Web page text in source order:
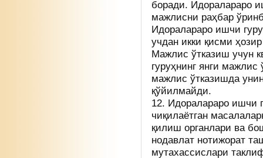
боради. Идоралараро
мажлисни раҳбар
Идоралараро ишчи
учдан икки қисми
Мажлис ўтказиш учун
гуруҳнинг янги
мажлис ўтказишда
қўйилмайди.
12. Идоралараро ишчи
чиқилаётган
қилиш органлари ва
нодавлат нотижорат
мутахассислари